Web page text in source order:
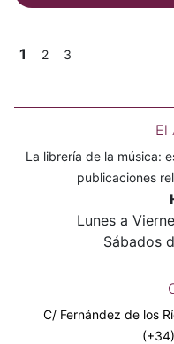
1 2 3
El
La librería de la música:
publicaciones
Lunes a
Sábados
C/ Fernández de los